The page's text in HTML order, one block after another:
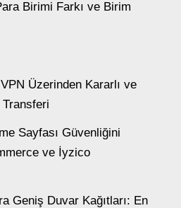
Birimi Farkı ve Birim
Üzerinden Kararlı ve
Sayfası Güvenliğini
ve İyzico
Geniş Duvar Kağıtları: En